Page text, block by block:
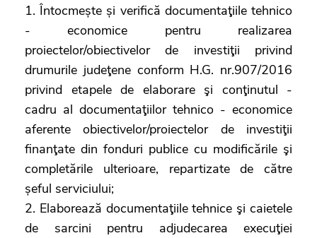
1. Întocmește și verifică documentaţiile tehnico
- economice pentru realizarea
proiectelor/obiectivelor de investiţii privind
drumurile judeţene conform H.G. nr.907/2016
privind etapele de elaborare şi conţinutul -
cadru al documentaţiilor tehnico - economice
aferente obiectivelor/proiectelor de investiţii
finanţate din fonduri publice cu modificările şi
completările ulterioare, repartizate de către
șeful serviciului;
2. Elaborează documentaţiile tehnice şi caietele
de sarcini pentru adjudecarea execuţiei